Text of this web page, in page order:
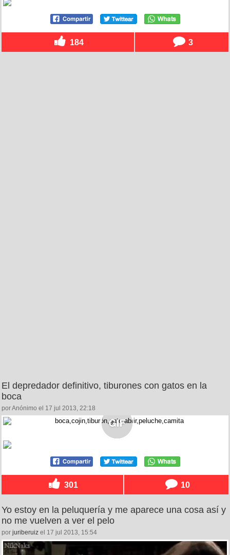
184 3
El depredador definitivo, tiburones con gatos en la
boca
por Anónimo el 17 jul 2013, 22:18
301 10
Yo estoy en la peluquería y me aparece una cosa así y
no me vuelven a ver el pelo
por juriberuiz el 17 jul 2013, 15:54